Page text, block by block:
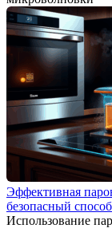
Эффективная
безопасный способ
Использование